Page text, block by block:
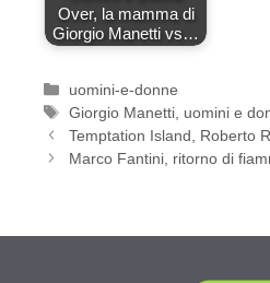
Over, la mamma di
Giorgio Manetti vs…
Categorie
uomini-e-donne
Tag
Giorgio Manetti uomini e
Temptation Island, Roberto
Marco Fantini, ritorno di